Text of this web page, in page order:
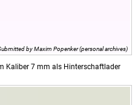
by Maxim Popenker (personal archives)
Kaliber 7 mm als Hinterschaftlader